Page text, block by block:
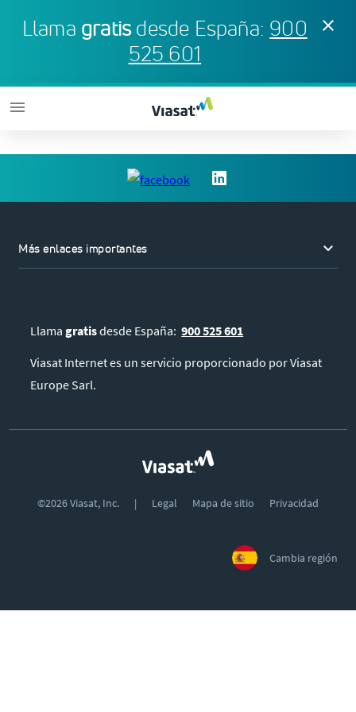
Llama gratisdesde España: 900
525 601
clear
menu
Más enlaces importantes keyboard_arrow_down
Llamagratisdesde España:900 525 601
Viasat Internet es un servicio proporcionado por Viasat
Europe Sarl.
©2026Viasat, Inc. | Legal Mapa de sitio Privacidad
Cambia región